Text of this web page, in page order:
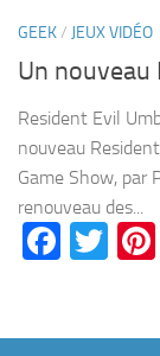
GEEK/ JEUX VIDÉO
Un
Resident Evil
nouveau
Game Show, par
renouveau des...